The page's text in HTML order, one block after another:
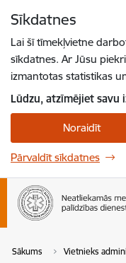
Sīkdatnes
Lai šī tīmekļvietne
sīkdatnes. Ar Jūsu
izmantotas statistikas
Lūdzu, atzīmējiet savu
Noraidīt
Pārvaldīt sīkdatnes
Sākums Vietnieks